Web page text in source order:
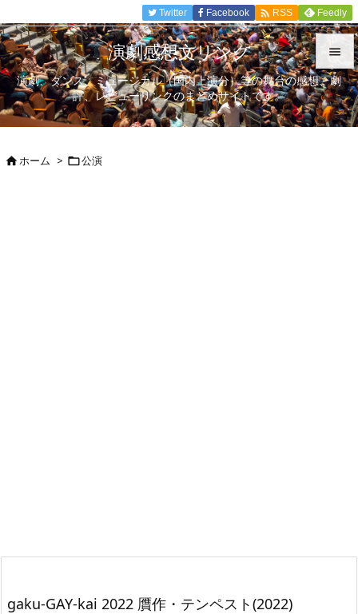


メニュ

Twitter Facebook  RSS Feedly
演劇感想文リンク
演劇、ダンス、ミュージカル（国内上演分）等の舞台の感想、劇
評、レビューリンクのまとめサイトです。
ホーム > 公演
gaku-GAY-kai 2022 贋作・テンペスト(2022)